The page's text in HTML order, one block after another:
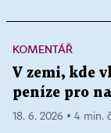
KOMENTÁŘ
V zemi, kde
peníze pro
18. 6. 2026 ▪ 4 min.